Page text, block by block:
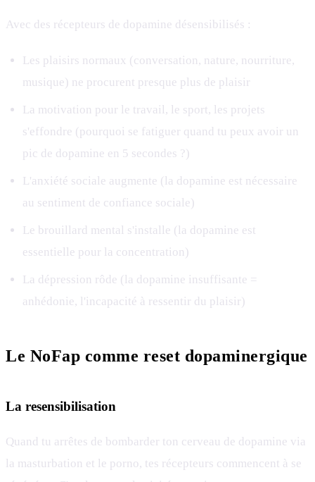
Avec des récepteurs de dopamine désensibilisés :
Les plaisirs normaux (conversation, nature, nourriture,
musique) ne procurent presque plus de plaisir
La motivation pour le travail, le sport, les projets
s'effondre (pourquoi se fatiguer quand tu peux avoir un
pic de dopamine en 5 secondes ?)
L'anxiété sociale augmente (la dopamine est nécessaire
au sentiment de confiance sociale)
Le brouillard mental s'installe (la dopamine est
essentielle pour la concentration)
La dépression rôde (la dopamine insuffisante =
anhédonie, l'incapacité à ressentir du plaisir)
Le NoFap comme reset dopaminergique
La resensibilisation
Quand tu arrêtes de bombarder ton cerveau de dopamine via
la masturbation et le porno, tes récepteurs commencent à se